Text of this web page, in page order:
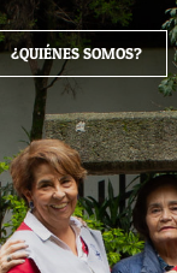
¿QUIÉNES SOMOS?